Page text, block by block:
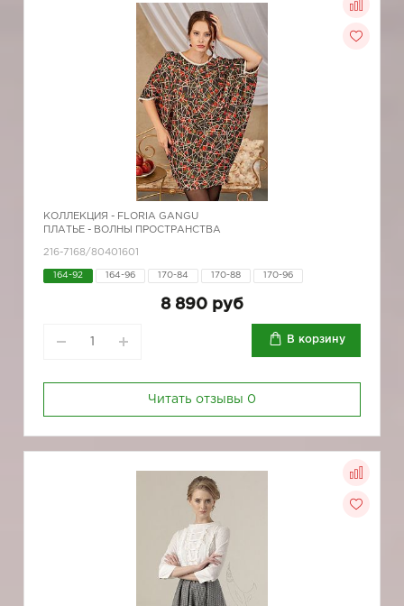
КОЛЛЕКЦИЯ - FLORIA GANGU
ПЛАТЬЕ - ВОЛНЫ ПРОСТРАНСТВА
216-7168/80401601
164-92 164-96 170-84 170-88 170-96
8 890 руб
В корзину
Читать отзывы 0